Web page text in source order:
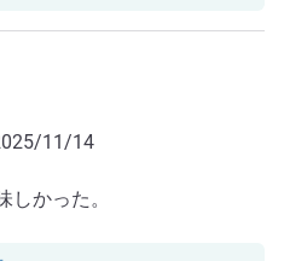
11/14
かった。